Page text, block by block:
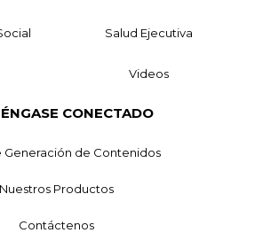
Salud Ejecutiva
Videos
CONECTADO
Generación de Contenidos
Nuestros Productos
Contáctenos